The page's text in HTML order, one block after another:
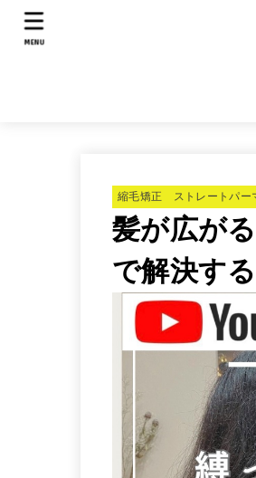
MENU
縮毛矯正 ストレートパー
髪が広が
で解決す